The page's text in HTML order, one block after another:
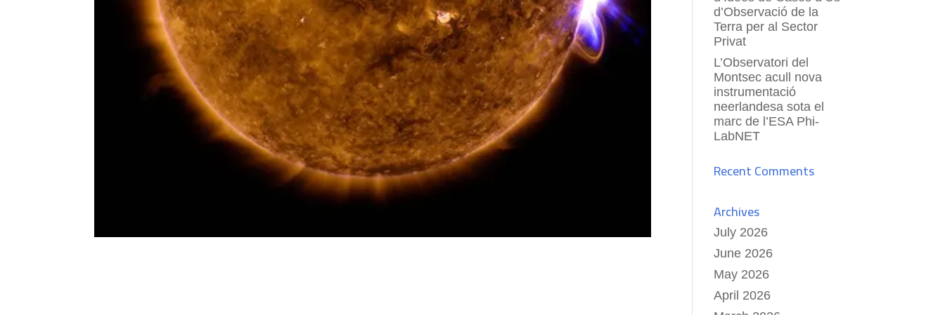
d’Observació de la
Terra per al Sector
Privat
L’Observatori del
Montsec acull nova
instrumentació
neerlandesa sota el
marc de l’ESA Phi-
LabNET
Recent Comments
Archives
July 2026
June 2026
May 2026
April 2026